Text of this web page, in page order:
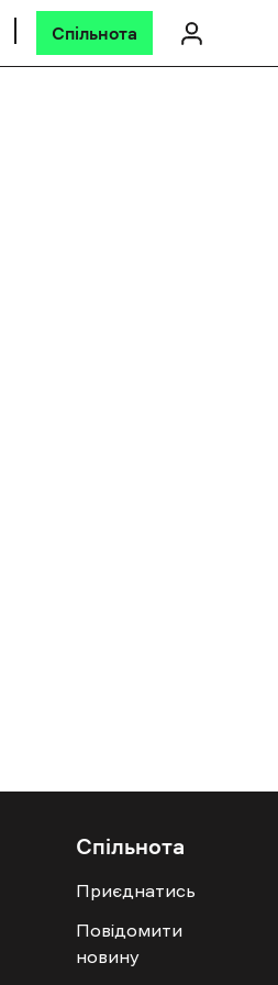
Спільнота
Спільнота
Приєднатись
Повідомити
новину